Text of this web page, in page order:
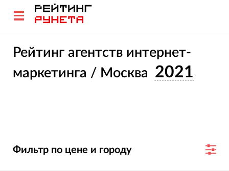
Рейтинг агентств интернет-
маркетинга / Москва 2021
Фильтр по цене и городу